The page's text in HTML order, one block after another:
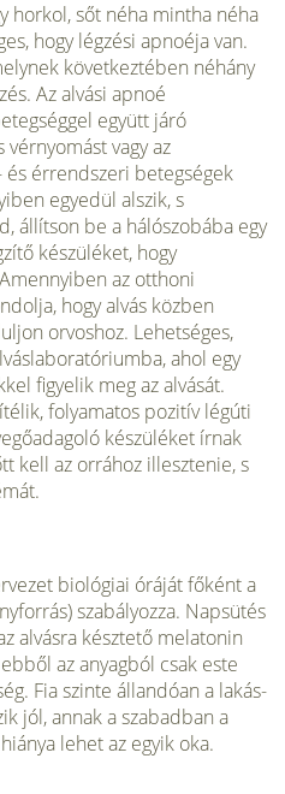
horkol, sőt néha mintha néha
hogy légzési apnoéja van.
következtében néhány
Az alvási apnoé
együtt járó
vagy az
és érrendszeri betegségek
egyedül alszik, s
ál­lítson be a hálószobába egy
készüléket, hogy
az otthoni
hogy alvás közben
orvoshoz. Le­hetséges,
ahol egy
figyelik meg az alvását.
folyamatos pozitív légúti
készüléket írnak
kell az orrához illesztenie, s
biológiai óráját főként a
szabályozza. Napsütés
alvásra késztető melatonin
az anyagból csak este
Fia szinte állandóan a lakás­
jól, annak a szabadban a
lehet az egyik oka.